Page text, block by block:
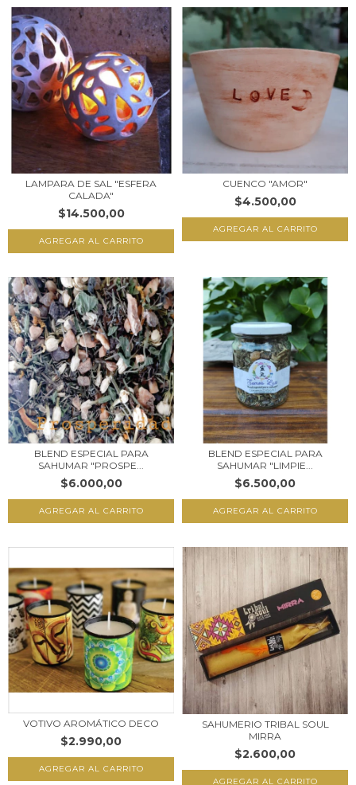
LAMPARA DE SAL "ESFERA
CALADA"
$14.500,00
AGREGAR AL CARRITO
CUENCO "AMOR"
$4.500,00
AGREGAR AL CARRITO
BLEND ESPECIAL PARA
SAHUMAR "PROSPE...
$6.000,00
BLEND ESPECIAL PARA
SAHUMAR "LIMPIE...
$6.500,00
VOTIVO AROMÁTICO DECO
$2.990,00
AGREGAR AL CARRITO
SAHUMERIO TRIBAL SOUL
MIRRA
$2.600,00